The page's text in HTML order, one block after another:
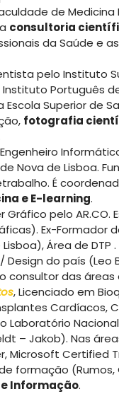
de
consultoria
da Saúde e
pelo Instituto
Português
Superior de
fotografia
Nova de Lisboa.
É
e E-learning.
Gráfico pelo
Ex-Formador
Área de DTP
Design do país (Leo
consultor das áreas
, Licenciado em
Cardíacos,
Laboratório
– Jakob). Nas
Microsoft Certified
formação (Rumos,
Informação.